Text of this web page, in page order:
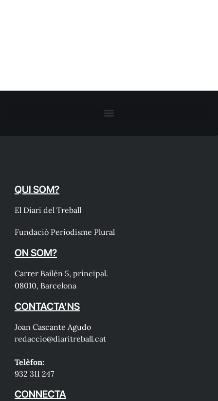
QUI SOM?
El Diari del Treball
Fundació Periodisme Plural
ON SOM?
Carrer Bailén 5, principal.
08010, Barcelona
CONTACTA'NS
Joan Cascante Agudo
redaccio@diaritreball.cat
Telèfon:
932 311 247
CONNECTA